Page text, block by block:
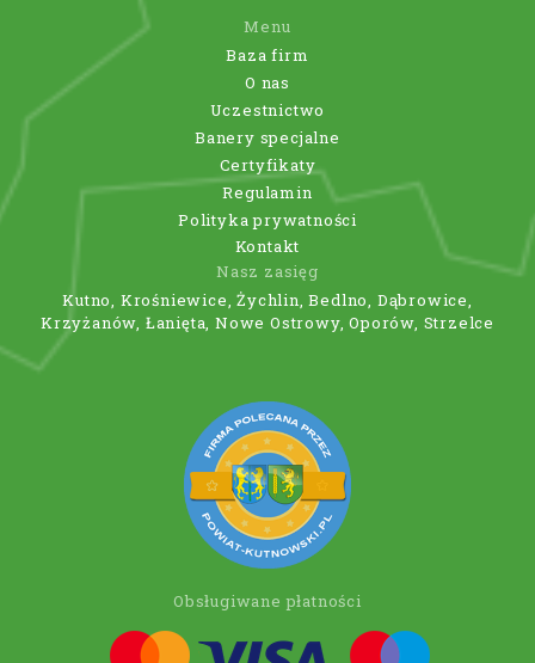
Menu
Baza firm
O nas
Uczestnictwo
Banery specjalne
Certyfikaty
Regulamin
Polityka prywatności
Kontakt
Nasz zasięg
Kutno, Krośniewice, Żychlin, Bedlno, Dąbrowice,
Krzyżanów, Łanięta, Nowe Ostrowy, Oporów, Strzelce
Obsługiwane płatności